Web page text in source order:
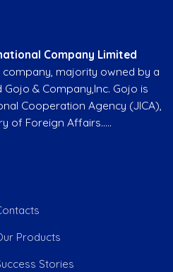
Company Limited
majority owned by a
& Company,Inc. Gojo is
Cooperation Agency (JICA),
of Foreign Affairs…..
Products
Stories